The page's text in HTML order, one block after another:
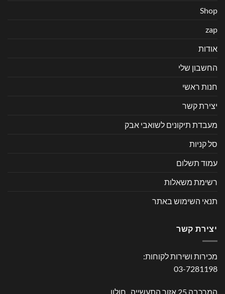
Shop
zap
אודות
החשבון שלי
חנות ראשי
יצירת קשר
מעבדת תיקונים לשואבי אבק
סל קניות
עמוד תשלום
רשימת משאלות
תנאי השימוש באתר
יצירת קשר
מכירות ושירות לקוחות:
03-7281198
המרכבה 25 אזור התעשייה , חולון